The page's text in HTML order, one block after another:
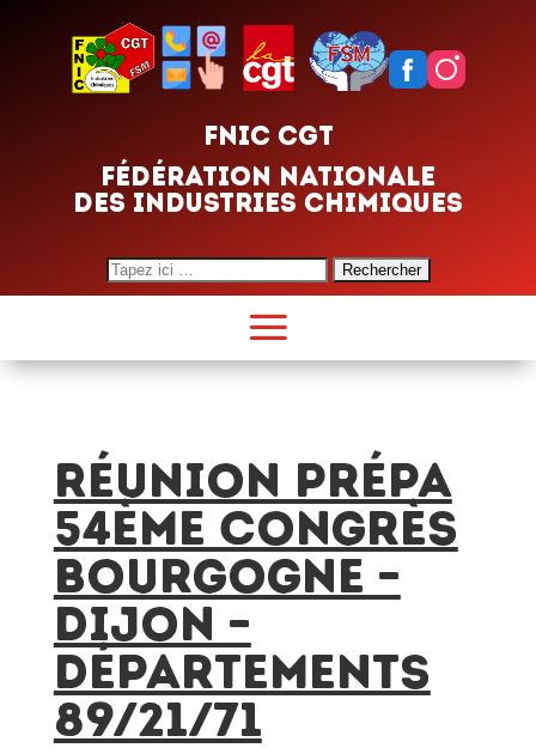
FNIC CGT
FÉDÉRATION NATIONALE
DES INDUSTRIES CHIMIQUES
Search
for:
Réunion prépa
54ème Congrès
Bourgogne –
Dijon –
Départements
89/21/71